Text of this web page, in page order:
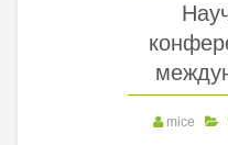
mice